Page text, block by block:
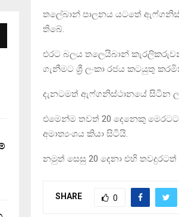
තලේබාන් පාලනය යටතේ
තිබේ.
එරට බලය තලෙයිබාන්
ගැනීමට ශ්‍රී ලංකා රජය කටයුතු
දැනටමත් ඇෆ්ගනිස්ථානයේ සිටින
එමෙන්ම තවත් 20 දෙනෙකු
අමාත්‍යංශය කියා සිටියි.
නමුත් සෙසු 20 දෙනා එහි
SHARE 0